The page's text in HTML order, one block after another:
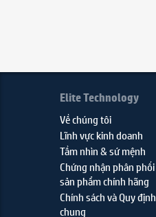
Elite Technology
Về chúng tôi
Lĩnh vực kinh doanh
Tầm nhìn & sứ mệnh
Chứng nhận phân phối
sản phẩm chính hãng
Chính sách và Quy định
chung